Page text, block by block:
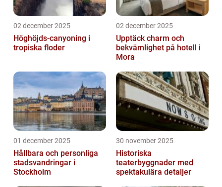
02 december 2025
Höghöjds-canyoning i
tropiska floder
02 december 2025
Upptäck charm och
bekvämlighet på hotell i
Mora
01 december 2025
Hållbara och personliga
stadsvandringar i
Stockholm
30 november 2025
Historiska
teaterbyggnader med
spektakulära detaljer